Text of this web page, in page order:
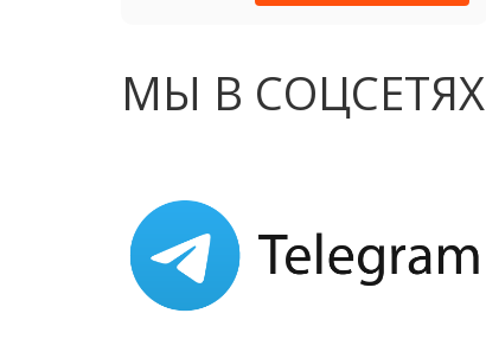
МЫ В СОЦСЕТЯХ